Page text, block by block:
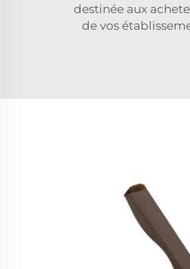
destinée aux
de vos